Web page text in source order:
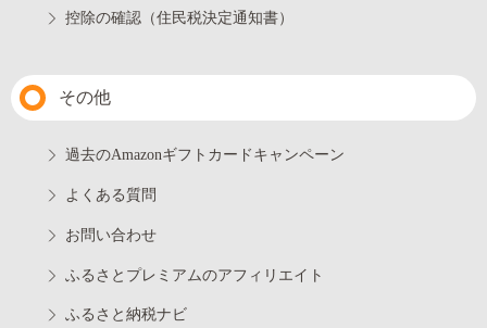
控除の確認（住民税決定通知書）
その他
過去のAmazonギフトカードキャンペーン
よくある質問
お問い合わせ
ふるさとプレミアムのアフィリエイト
ふるさと納税ナビ